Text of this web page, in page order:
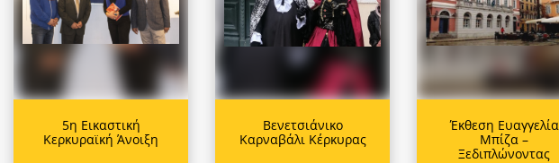
5η Εικαστική
Κερκυραϊκή Άνοιξη
Βενετσιάνικο
Καρναβάλι Κέρκυρας
Έκθεση Ευαγγελία
Μπίζα –
Ξεδιπλώνοντας